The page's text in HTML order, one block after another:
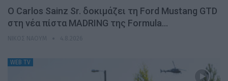
Ο Carlos Sainz Sr. δοκιμάζει τη Ford Mustang GTD
στη νέα πίστα MADRING της Formula…
WEB TV